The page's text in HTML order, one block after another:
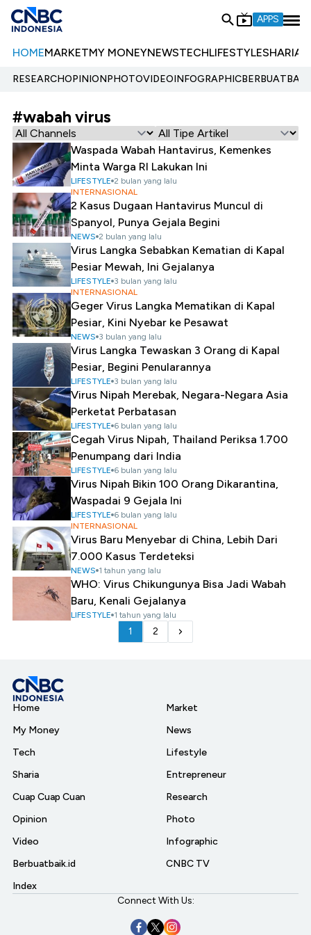
APPS
HOMEMARKETMY MONEYNEWSTECHLIFESTYLESHARIA
RESEARCHOPINIONPHOTOVIDEOINFOGRAPHIC
#wabah virus
Waspada Wabah Hantavirus, Kemenkes
Minta Warga RI Lakukan Ini
LIFESTYLE 2 bulan yang lalu
INTERNASIONAL
2 Kasus Dugaan Hantavirus Muncul di
Spanyol, Punya Gejala Begini
NEWS 2 bulan yang lalu
Virus Langka Sebabkan Kematian di Kapal
Pesiar Mewah, Ini Gejalanya
LIFESTYLE 3 bulan yang lalu
INTERNASIONAL
Geger Virus Langka Mematikan di Kapal
Pesiar, Kini Nyebar ke Pesawat
NEWS 3 bulan yang lalu
Virus Langka Tewaskan 3 Orang di Kapal
Pesiar, Begini Penularannya
LIFESTYLE 3 bulan yang lalu
Virus Nipah Merebak, Negara-Negara Asia
Perketat Perbatasan
LIFESTYLE 6 bulan yang lalu
Cegah Virus Nipah, Thailand Periksa 1.700
Penumpang dari India
LIFESTYLE 6 bulan yang lalu
Virus Nipah Bikin 100 Orang Dikarantina,
Waspadai 9 Gejala Ini
LIFESTYLE 6 bulan yang lalu
INTERNASIONAL
Virus Baru Menyebar di China, Lebih Dari
7.000 Kasus Terdeteksi
NEWS 1 tahun yang lalu
WHO: Virus Chikungunya Bisa Jadi Wabah
Baru, Kenali Gejalanya
LIFESTYLE 1 tahun yang lalu
1 2
Home
My Money
Tech
Sharia
Cuap Cuap Cuan
Opinion
Video
Berbuatbaik.id
Index
Market
News
Lifestyle
Entrepreneur
Research
Photo
Infographic
CNBC TV
Connect With Us: